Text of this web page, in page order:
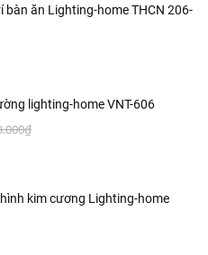
ăn Lighting-home THCN 206-
lighting-home VNT-606
kim cương Lighting-home